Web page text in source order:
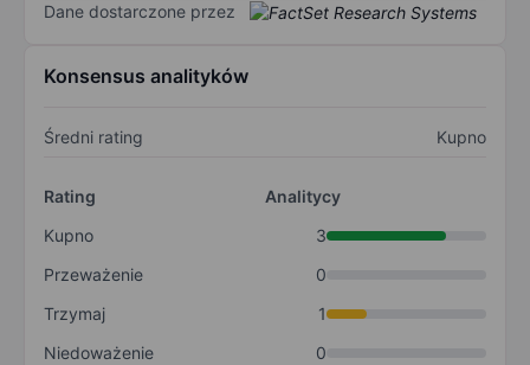
Dane dostarczone przez
Konsensus analityków
Średni rating Kupno
Rating
Analitycy
Kupno
3
Przeważenie
0
Trzymaj
1
Niedoważenie
0